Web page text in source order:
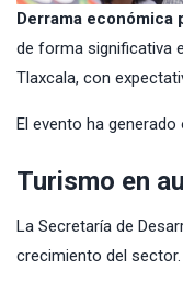
Derrama económica
de forma significativa
Tlaxcala, con
El evento ha
Turismo en
La Secretaría de
crecimiento del sector.